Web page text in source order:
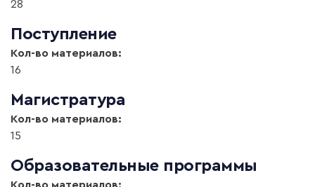
28
Поступление
Кол-во материалов:
16
Магистратура
Кол-во материалов:
15
Образовательные программы